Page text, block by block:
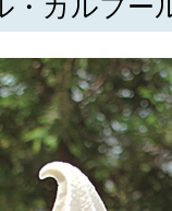
・カルフー